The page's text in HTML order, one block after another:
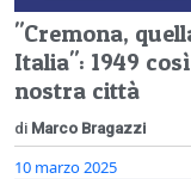
"Cremona,
Italia": 1949
nostra città
di Marco Bragazzi
10 marzo 2025